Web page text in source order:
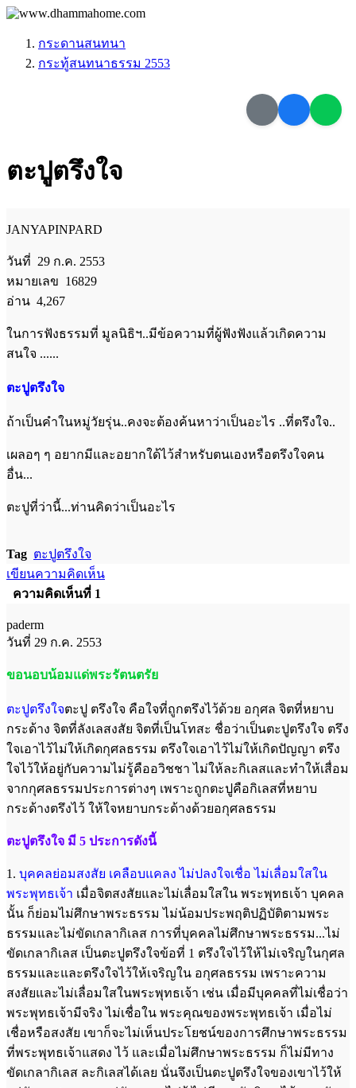
กระดานสนทนา
กระทู้สนทนาธรรม 2553
ตะปูตรึงใจ
JANYAPINPARD
วันที่ 29 ก.ค. 2553
หมายเลข 16829
อ่าน 4,267
ในการฟังธรรมที่ มูลนิธิฯ..มีข้อความที่ผู้ฟังฟังแล้วเกิดความ
สนใจ ......
ตะปูตรึงใจ
ถ้าเป็นคำในหมู่วัยรุ่น..คงจะต้องค้นหาว่าเป็นอะไร ..ที่ตรึงใจ..
เผลอๆ ๆ อยากมีและอยากใด้ไว้สำหรับตนเองหรือตรึงใจคน
อื่น...
ตะปูที่ว่านี้...ท่านคิดว่าเป็นอะไร
Tag ตะปูตรึงใจ
เขียนความคิดเห็น
ความคิดเห็นที่ 1
paderm
วันที่ 29 ก.ค. 2553
ขอนอบน้อมแด่พระรัตนตรัย
ตะปูตรึงใจตะปู ตรึงใจ คือใจที่ถูกตรึงไว้ด้วย อกุศล จิตที่หยาบ
กระด้าง จิตที่ลังเลสงสัย จิตที่เป็นโทสะ ชื่อว่าเป็นตะปูตรึงใจ ตรึง
ใจเอาไว้ไม่ให้เกิดกุศลธรรม ตรึงใจเอาไว้ไม่ให้เกิดปัญญา ตรึง
ใจไว้ให้อยู่กับความไม่รู้คืออวิชชา ไม่ให้ละกิเลสและทำให้เสื่อม
จากกุศลธรรมประการต่างๆ เพราะถูกตะปูคือกิเลสที่หยาบ
กระด้างตรึงไว้ ให้ใจหยาบกระด้างด้วยอกุศลธรรม
ตะปูตรึงใจ มี 5 ประการดังนี้
1. บุคคลย่อมสงสัย เคลือบแคลง ไม่ปลงใจเชื่อ ไม่เลื่อมใสใน
พระพุทธเจ้า เมื่อจิตสงสัยและไม่เลื่อมใสใน พระพุทธเจ้า บุคคล
นั้น ก็ย่อมไม่ศึกษาพระธรรม ไม่น้อมประพฤติปฏิบัติตามพระ
ธรรมและไม่ขัดเกลากิเลส การที่บุคคลไม่ศึกษาพระธรรม...ไม่
ขัดเกลากิเลส เป็นตะปูตรึงใจข้อที่ 1 ตรึงใจไว้ให้ไม่เจริญในกุศล
ธรรมและและตรึงใจไว้ให้เจริญใน อกุศลธรรม เพราะความ
สงสัยและไม่เลื่อมใสในพระพุทธเจ้า เช่น เมื่อมีบุคคลที่ไม่เชื่อว่า
พระพุทธเจ้ามีจริง ไม่เชื่อใน พระคุณของพระพุทธเจ้า เมื่อไม่
เชื่อหรือสงสัย เขาก็จะไม่เห็นประโยชน์ของการศึกษาพระธรรม
ที่พระพุทธเจ้าแสดง ไว้ และเมื่อไม่ศึกษาพระธรรม ก็ไม่มีทาง
ขัดเกลากิเลส ละกิเลสได้เลย นั่นจึงเป็นตะปูตรึงใจของเขาไว้ให้